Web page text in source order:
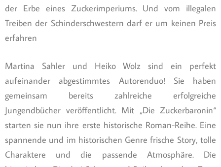
der Erbe eines Zuckerimperiums. Und vom illegalen
Treiben der Schinderschwestern darf er um keinen Preis
erfahren
Martina Sahler und Heiko Wolz sind ein perfekt
aufeinander abgestimmtes Autorenduo! Sie haben
gemeinsam bereits zahlreiche erfolgreiche
Jungendbücher veröffentlicht. Mit „Die Zuckerbaronin“
starten sie nun ihre erste historische Roman-Reihe. Eine
spannende und im historischen Genre frische Story, tolle
Charaktere und die passende Atmosphäre. Die